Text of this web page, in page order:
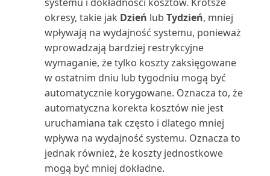
Sugerowane fakturowanie
projektu (raport)
Szansa sprzedaży: lista (raport)
Szansa sprzedaży: Szczegóły
(raport)
Szczegółowe zestawienie
obrotów i sald (raport)
okresy, takie jak Dzień lub Tydzień, mniej
wpływają na wydajność systemu, ponieważ
wprowadzają bardziej restrykcyjne
wymaganie, że tylko koszty zaksięgowane
w ostatnim dniu lub tygodniu mogą być
automatycznie korygowane. Oznacza to, że
automatyczna korekta kosztów nie jest
uruchamiana tak często i dlatego mniej
wpływa na wydajność systemu. Oznacza to
jednak również, że koszty jednostkowe
mogą być mniej dokładne.